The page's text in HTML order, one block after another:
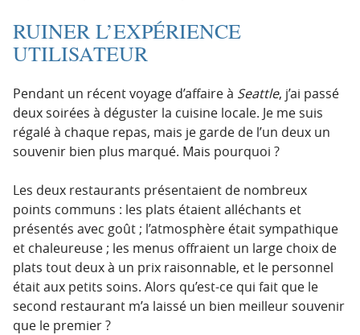
RUINER L’EXPÉRIENCE
UTILISATEUR
Pendant un récent voyage d’affaire à Seattle, j’ai passé
deux soirées à déguster la cuisine locale. Je me suis
régalé à chaque repas, mais je garde de l’un deux un
souvenir bien plus marqué. Mais pourquoi ?
Les deux restaurants présentaient de nombreux
points communs : les plats étaient alléchants et
présentés avec goût ; l’atmosphère était sympathique
et chaleureuse ; les menus offraient un large choix de
plats tout deux à un prix raisonnable, et le personnel
était aux petits soins. Alors qu’est-ce qui fait que le
second restaurant m’a laissé un bien meilleur souvenir
que le premier ?